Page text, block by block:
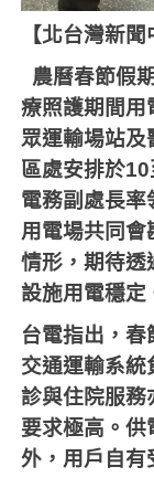
【北台灣新聞
農曆春節假
療照護期間用
眾運輸場站及
區處安排於10
電務副處長率
用電場共同會
情形，期待透
設施用電穩定
台電指出，春
交通運輸系統
診與住院服務
要求極高。供
外，用戶自有